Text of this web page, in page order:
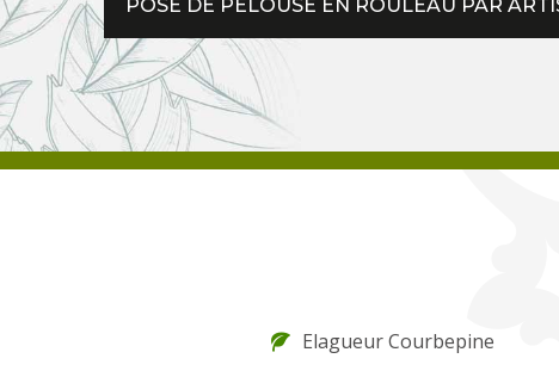
POSE DE PELOUSE EN ROULEAU PAR
Elagueur Courbepine